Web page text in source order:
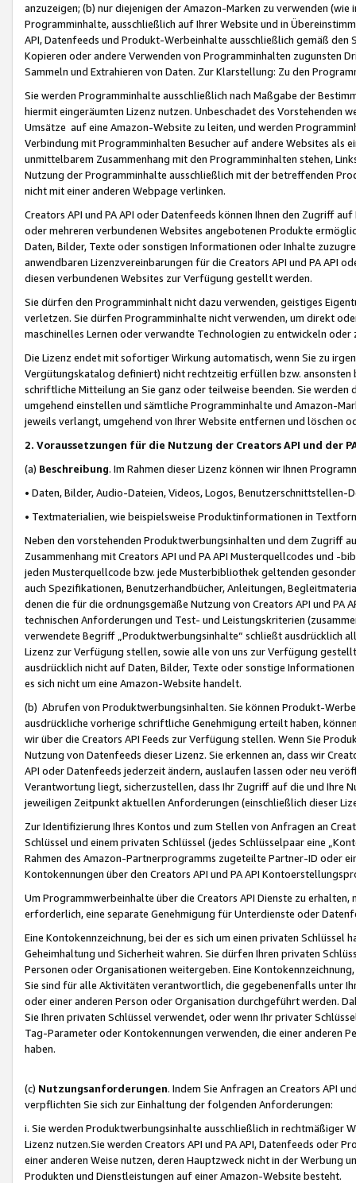
anzuzeigen; (b) nur diejenigen der Amazon-Marken zu verwenden
Programminhalte, ausschließlich auf Ihrer Website und in
API, Datenfeeds und Produkt-Werbeinhalte ausschließlich gemäß
Kopieren oder andere Verwenden von Programminhalten zugunsten
Sammeln und Extrahieren von Daten. Zur Klarstellung: Zu den
Sie werden Programminhalte ausschließlich nach Maßgabe der
hiermit eingeräumten Lizenz nutzen. Unbeschadet des Vorstehenden
Umsätze auf eine Amazon-Website zu leiten, und werden
Verbindung mit Programminhalten Besucher auf andere Websites als
unmittelbarem Zusammenhang mit den Programminhalten stehen,
Nutzung der Programminhalte ausschließlich mit der betreffenden
nicht mit einer anderen Webpage verlinken.
Creators API und PA API oder Datenfeeds können Ihnen den Zugriff
oder mehreren verbundenen Websites angebotenen Produkte
Daten, Bilder, Texte oder sonstigen Informationen oder Inhalte
anwendbaren Lizenzvereinbarungen für die Creators API und PA API
diesen verbundenen Websites zur Verfügung gestellt werden.
Sie dürfen den Programminhalt nicht dazu verwenden, geistiges
verletzen. Sie dürfen Programminhalte nicht verwenden, um direkt
maschinelles Lernen oder verwandte Technologien zu entwickeln
Die Lizenz endet mit sofortiger Wirkung automatisch, wenn Sie zu
Vergütungskatalog definiert) nicht rechtzeitig erfüllen bzw. ansonsten
schriftliche Mitteilung an Sie ganz oder teilweise beenden. Sie werden
umgehend einstellen und sämtliche Programminhalte und Amazon-
jeweils verlangt, umgehend von Ihrer Website entfernen und löschen
2. Voraussetzungen für die Nutzung der Creators API und der
(a) Beschreibung. Im Rahmen dieser Lizenz können wir Ihnen
• Daten, Bilder, Audio-Dateien, Videos, Logos, Benutzerschnittstellen-
• Textmaterialien, wie beispielsweise Produktinformationen in
Neben den vorstehenden Produktwerbungsinhalten und dem Zugriff
Zusammenhang mit Creators API und PA API Musterquellcodes und
jeden Musterquellcode bzw. jede Musterbibliothek geltenden
auch Spezifikationen, Benutzerhandbücher, Anleitungen,
denen die für die ordnungsgemäße Nutzung von Creators API und PA
technischen Anforderungen und Test- und Leistungskriterien
verwendete Begriff „Produktwerbungsinhalte“ schließt ausdrücklich
Lizenz zur Verfügung stellen, sowie alle von uns zur Verfügung
ausdrücklich nicht auf Daten, Bilder, Texte oder sonstige
es sich nicht um eine Amazon-Website handelt.
(b) Abrufen von Produktwerbungsinhalten. Sie können Produkt-
ausdrückliche vorherige schriftliche Genehmigung erteilt haben,
wir über die Creators API Feeds zur Verfügung stellen. Wenn Sie
Nutzung von Datenfeeds dieser Lizenz. Sie erkennen an, dass wir
API oder Datenfeeds jederzeit ändern, auslaufen lassen oder neu
Verantwortung liegt, sicherzustellen, dass Ihr Zugriff auf die und Ihre
jeweiligen Zeitpunkt aktuellen Anforderungen (einschließlich dieser
Zur Identifizierung Ihres Kontos und zum Stellen von Anfragen an
Schlüssel und einem privaten Schlüssel (jedes Schlüsselpaar eine
Rahmen des Amazon-Partnerprogramms zugeteilte Partner-ID oder
Kontokennungen über den Creators API und PA API
Um Programmwerbeinhalte über die Creators API Dienste zu
erforderlich, eine separate Genehmigung für Unterdienste oder
Eine Kontokennzeichnung, bei der es sich um einen privaten
Geheimhaltung und Sicherheit wahren. Sie dürfen Ihren privaten
Personen oder Organisationen weitergeben. Eine
Sie sind für alle Aktivitäten verantwortlich, die gegebenenfalls unter
oder einer anderen Person oder Organisation durchgeführt werden.
Sie Ihren privaten Schlüssel verwendet, oder wenn Ihr privater
Tag-Parameter oder Kontokennungen verwenden, die einer anderen
haben.
(c) Nutzungsanforderungen. Indem Sie Anfragen an Creators API
verpflichten Sie sich zur Einhaltung der folgenden Anforderungen:
i. Sie werden Produktwerbungsinhalte ausschließlich in rechtmäßiger
Lizenz nutzen.Sie werden Creators API und PA API, Datenfeeds oder
einer anderen Weise nutzen, deren Hauptzweck nicht in der Werbung
Produkten und Dienstleistungen auf einer Amazon-Website besteht.